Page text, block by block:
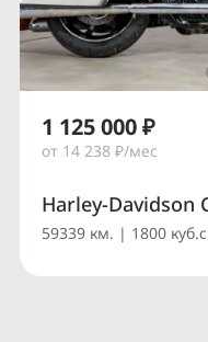
Harley-Davidson
59339 км. | 1800
1 125 000 ₽
от 14 238 ₽/мес